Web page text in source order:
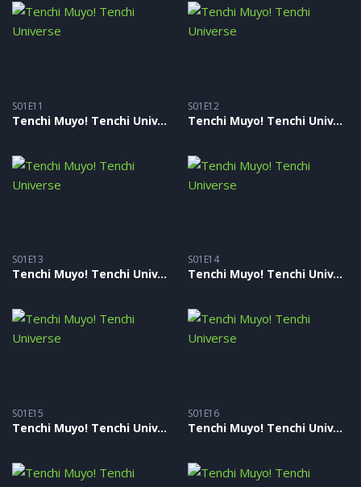
S01E11
Tenchi Muyo! Tenchi Universe – S01E11
S01E12
Tenchi Muyo! Tenchi Universe – S01E12
S01E13
Tenchi Muyo! Tenchi Universe – S01E13
S01E14
Tenchi Muyo! Tenchi Universe – S01E14
S01E15
Tenchi Muyo! Tenchi Universe – S01E15
S01E16
Tenchi Muyo! Tenchi Universe – S01E16